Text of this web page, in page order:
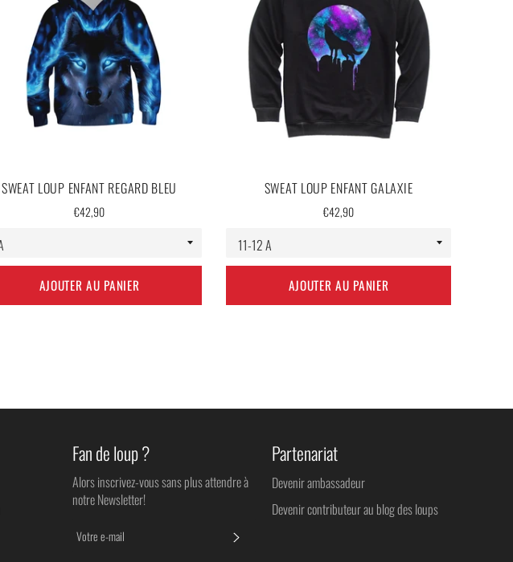
SWEAT LOUP ENFANT REGARD BLEU
Prix
€42,90
AJOUTER AU PANIER
SWEAT LOUP ENFANT GALAXIE
Prix
€42,90
AJOUTER AU PANIER
Fan de loup ?
Alors inscrivez-vous sans plus attendre à
notre Newsletter!
Partenariat
Devenir ambassadeur
Devenir contributeur au blog des loups